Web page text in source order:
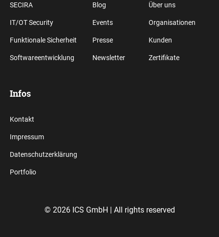
SECIRA
IT/OT Security
Funktionale Sicherheit
Softwareentwicklung
Blog
Events
Presse
Newsletter
Über uns
Organisationen
Kunden
Zertifikate
Infos
Kontakt
Impressum
Datenschutzerklärung
Portfolio
© 2026 ICS GmbH | All rights reserved